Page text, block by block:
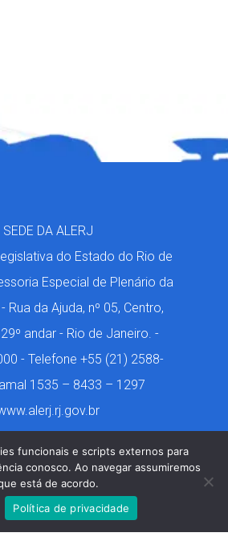
SEDE DA ALERJ
do Estado do Rio de
Especial de Plenário da
Rua da Ajuda, nº 05, Centro,
andar - Rio de Janeiro. -
- Telefone +55 (21) 2588-
1535 – 8433 – 1297
2001-2024. Todos os Direitos
funcionais e scripts externos para
conosco. Ao navegar assumiremos
está de acordo.
Política de privacidade